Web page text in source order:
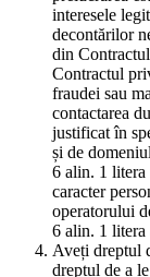
interesele
decontărilor
din
Contractul
fraudei sau
contactarea
justificat în
și de
6 alin. 1 litera
caracter
operatorului
6 alin. 1
Aveți dreptul
dreptul de a